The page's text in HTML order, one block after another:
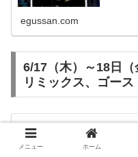
egussan.com
6/17（木）～18日
リミックス、ゴー
6/17（
リミッ
6/17（
メニュー ホーム